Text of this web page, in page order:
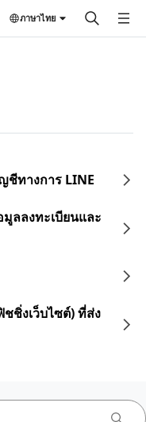
ภาษาไทย
ชีทางการ LINE
ลลงทะเบียนและ
ชิ่งเว็บไซต์) ที่ส่ง